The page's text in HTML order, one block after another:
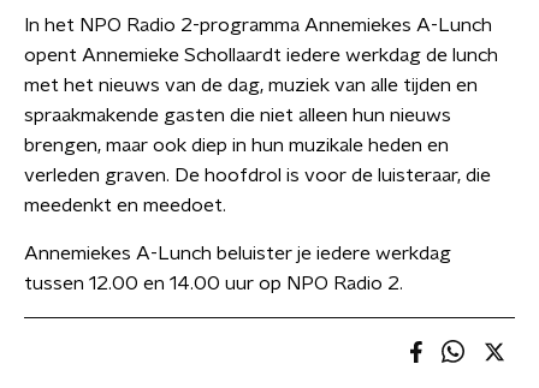
In het NPO Radio 2-programma Annemiekes A-Lunch
opent Annemieke Schollaardt iedere werkdag de lunch
met het nieuws van de dag, muziek van alle tijden en
spraakmakende gasten die niet alleen hun nieuws
brengen, maar ook diep in hun muzikale heden en
verleden graven. De hoofdrol is voor de luisteraar, die
meedenkt en meedoet.
Annemiekes A-Lunch beluister je iedere werkdag
tussen 12.00 en 14.00 uur op NPO Radio 2.